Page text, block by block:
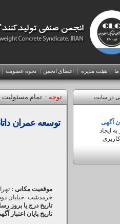
|هیئت مدیره |اعضای انجمن |نحوه عضويت
توجه :تمام مسئولیت
توسعه عمران
موقعیت مکانی :
خرمدشت -خیابان دوم
تاریخ درج یا بروز
تاریخ پایان اعتبار
در سایت
آگهی
ایجاد